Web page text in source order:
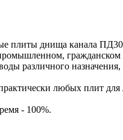
днища канала
различного
любых плит
- 100%.